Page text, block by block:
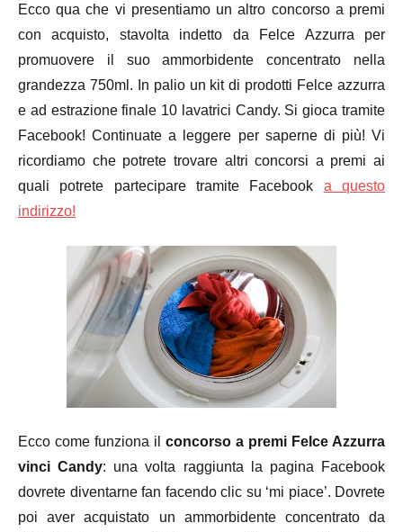
Ecco qua che vi presentiamo un altro concorso a premi
con acquisto, stavolta indetto da Felce Azzurra per
promuovere il suo ammorbidente concentrato nella
grandezza 750ml. In palio un kit di prodotti Felce azzurra
e ad estrazione finale 10 lavatrici Candy. Si gioca tramite
Facebook! Continuate a leggere per saperne di più! Vi
ricordiamo che potrete trovare altri concorsi a premi ai
quali potrete partecipare tramite Facebook a questo
indirizzo!
Ecco come funziona il concorso a premi Felce Azzurra
vinci Candy: una volta raggiunta la pagina Facebook
dovrete diventarne fan facendo clic su ‘mi piace’. Dovrete
poi aver acquistato un ammorbidente concentrato da